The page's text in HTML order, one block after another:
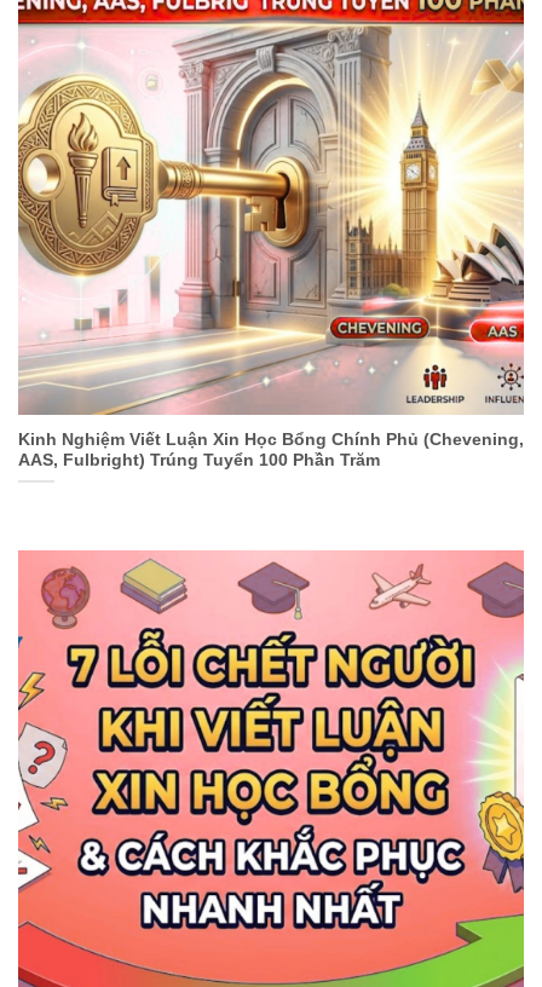
Kinh Nghiệm Viết Luận Xin Học Bổng Chính Phủ (Chevening,
AAS, Fulbright) Trúng Tuyển 100 Phần Trăm